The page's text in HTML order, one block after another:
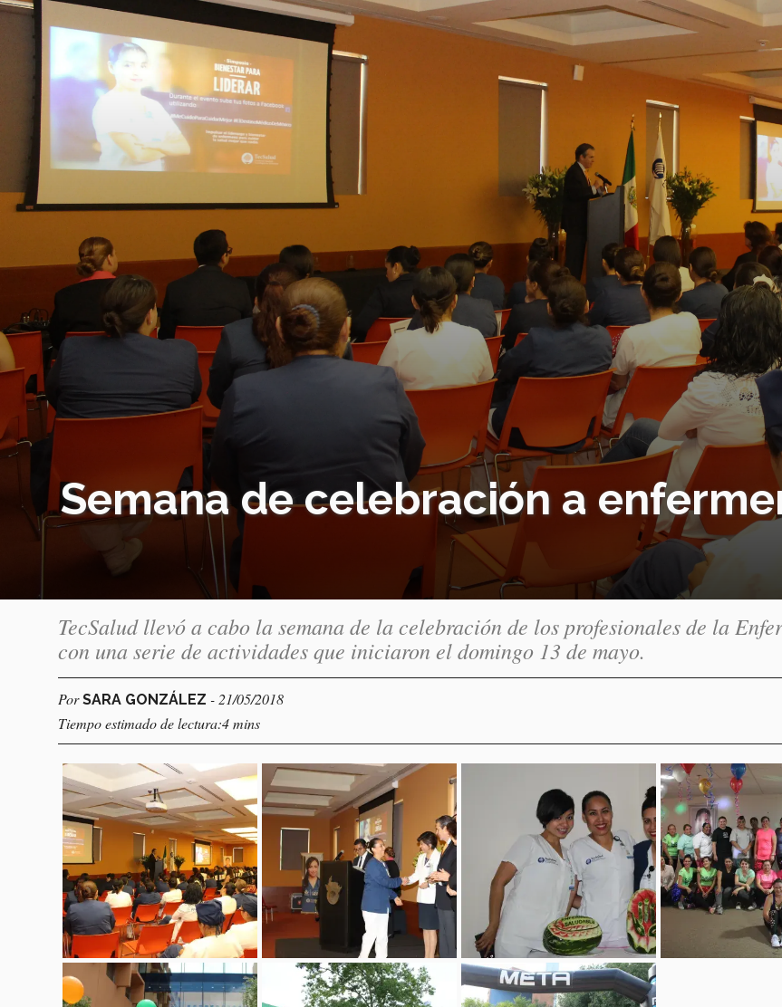
Semana de celebración a
TecSalud llevó a cabo la semana de la celebración de los profesionales de la
con una serie de actividades que iniciaron el domingo 13 de mayo.
PorSARA GONZÁLEZ - 21/05/2018
Tiempo estimado de lectura:4 mins